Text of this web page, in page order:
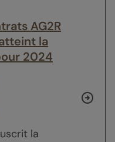
AG2R
la
2024
la